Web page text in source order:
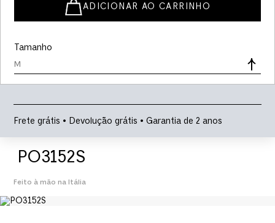
Tamanho
M
ADICIONAR AO CARRINHO
Frete grátis • Devolução grátis • Garantia de 2 anos
PO3152S
Feito à mão na Itália